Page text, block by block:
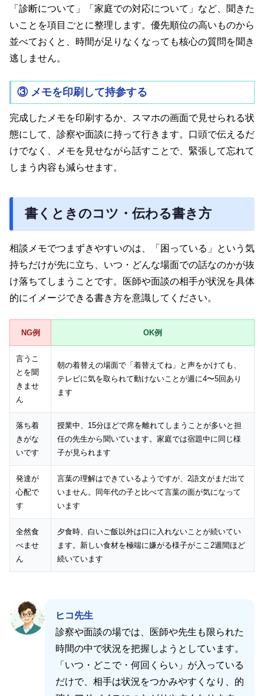
「診断について」「家庭での対応について」など、聞きた
いことを項目ごとに整理します。優先順位の高いものから
並べておくと、時間が足りなくなっても核心の質問を聞き
逃しません。
③ メモを印刷して持参する
完成したメモを印刷するか、スマホの画面で見せられる状
態にして、診察や面談に持って行きます。口頭で伝えるだ
けでなく、メモを見せながら話すことで、緊張して忘れて
しまう内容も減らせます。
書くときのコツ・伝わる書き方
相談メモでつまずきやすいのは、「困っている」という気
持ちだけが先に立ち、いつ・どんな場面での話なのかが抜
け落ちてしまうことです。医師や面談の相手が状況を具体
的にイメージできる書き方を意識してください。
NG例 OK例
言うこ
とを聞
きませ
ん
朝の着替えの場面で「着替えてね」と声をかけても、
テレビに気を取られて動けないことが週に4〜5回あり
ます
落ち着
きがな
いです
授業中、15分ほどで席を離れてしまうことが多いと担
任の先生から聞いています。家庭では宿題中に同じ様
子が見られます
発達が
心配で
す
言葉の理解はできているようですが、2語文がまだ出て
いません。同年代の子と比べて言葉の面が気になって
います
全然食
べませ
ん
夕食時、白いご飯以外は口に入れないことが続いてい
ます。新しい食材を極端に嫌がる様子がここ2週間ほど
続いています
ヒコ先生
診察や面談の場では、医師や先生も限られた
時間の中で状況を把握しようとしています。
「いつ・どこで・何回くらい」が入っている
だけで、相手は状況をつかみやすくなり、的